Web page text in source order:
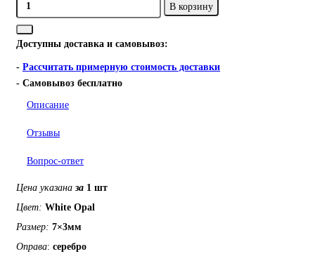
В корзину
Доступны доставка и самовывоз:
- Рассчитать примерную стоимость доставки
- Самовывоз бесплатно
Описание
Отзывы
Вопрос-ответ
Цена указаназа 1 шт
Цвет: White Opal
Размер: 7×3мм
Оправа: серебро